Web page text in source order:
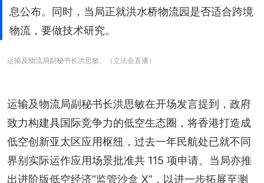
息公布。同时，当局正就洪水桥物流园是否适合跨境
物流，要做技术研究。
运输及物流局副秘书长洪思敏。（立法会直播）
运输及物流局副秘书长洪思敏在开场发言提到，政府
致力构建具国际竞争力的低空生态圈，将香港打造成
低空创新亚太区应用枢纽，过去一年民航处已就不同
界别实际运作应用场景批准共 115 项申请。当局亦推
出进阶版低空经济“监管沙盒 X”，以进一步拓展至测